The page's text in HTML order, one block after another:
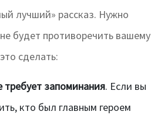
лучший» рассказ. Нужно
будет противоречить вашему
сделать:
требует запоминания. Если вы
кто был главным героем